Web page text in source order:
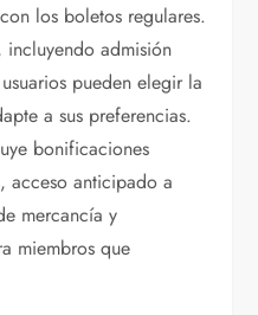
los boletos regulares.
admisión
pueden elegir la
a sus preferencias.
bonificaciones
acceso anticipado a
mercancía y
miembros que